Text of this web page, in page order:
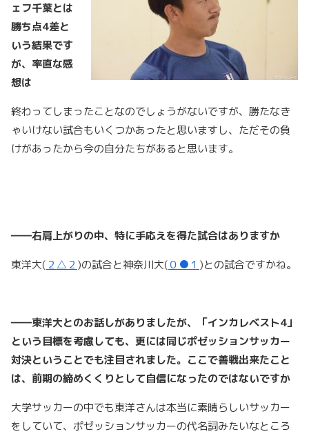
ェフ千葉とは
勝ち点4差と
いう結果です
が、率直な感
想は
終わってしまったことなのでしょうがないですが、勝たなき
ゃいけない試合もいくつかあったと思いますし、ただその負
けがあったから今の自分たちがあると思います。
――右肩上がりの中、特に手応えを得た試合はありますか
東洋大( ２△２ )の試合と神奈川大(０●１ )との試合ですかね。
――東洋大とのお話しがありましたが、「インカレベスト4」
という目標を考慮しても、更には同じポゼッションサッカー
対決ということでも注目されました。ここで善戦出来たこと
は、前期の締めくくりとして自信になったのではないですか
大学サッカーの中でも東洋さんは本当に素晴らしいサッカー
をしていて、ポゼッションサッカーの代名詞みたいなところ